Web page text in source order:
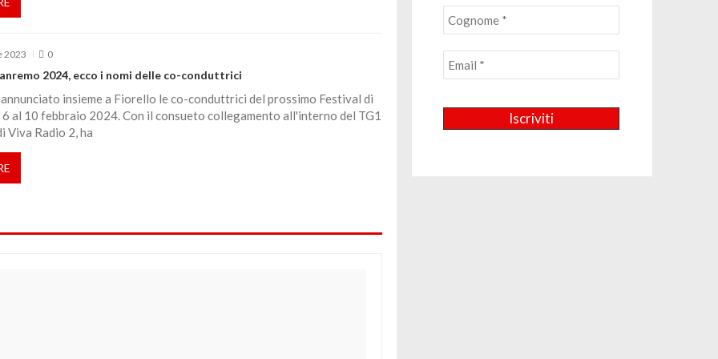
2023 0
2024, ecco i nomi delle co-conduttrici
annunciato insieme a Fiorello le co-conduttrici del prossimo Festival di
6 al 10 febbraio 2024. Con il consueto collegamento all'interno del TG1
Viva Radio 2, ha